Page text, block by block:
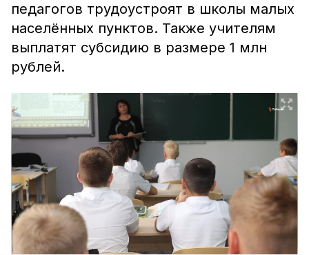
педагогов трудоустроят в школы малых
населённых пунктов. Также учителям
выплатят субсидию в размере 1 млн
рублей.